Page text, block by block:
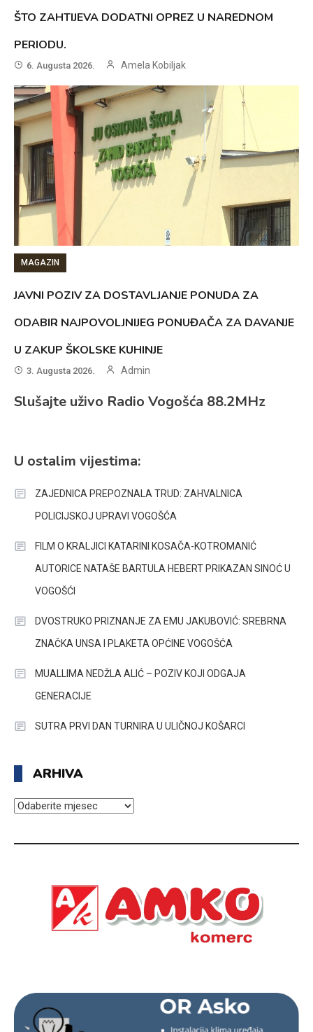
ŠTO ZAHTIJEVA DODATNI OPREZ U NAREDNOM
PERIODU.
6. Augusta 2026. Amela Kobiljak
MAGAZIN
JAVNI POZIV ZA DOSTAVLJANJE PONUDA ZA
ODABIR NAJPOVOLJNIJEG PONUĐAČA ZA DAVANJE
U ZAKUP ŠKOLSKE KUHINJE
3. Augusta 2026. Admin
Slušajte uživo Radio Vogošća 88.2MHz
U ostalim vijestima:
ZAJEDNICA PREPOZNALA TRUD: ZAHVALNICA
POLICIJSKOJ UPRAVI VOGOŠĆA
FILM O KRALJICI KATARINI KOSAČA-KOTROMANIĆ
AUTORICE NATAŠE BARTULA HEBERT PRIKAZAN SINOĆ U
VOGOŠĆI
DVOSTRUKO PRIZNANJE ZA EMU JAKUBOVIĆ: SREBRNA
ZNAČKA UNSA I PLAKETA OPĆINE VOGOŠĆA
MUALLIMA NEDŽLA ALIĆ – POZIV KOJI ODGAJA
GENERACIJE
SUTRA PRVI DAN TURNIRA U ULIČNOJ KOŠARCI
ARHIVA
ARHIVA